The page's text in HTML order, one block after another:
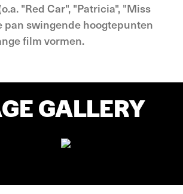
"Red Car", "Patricia", "Miss
pan swingende hoogtepunten
film vormen.
GALLERY